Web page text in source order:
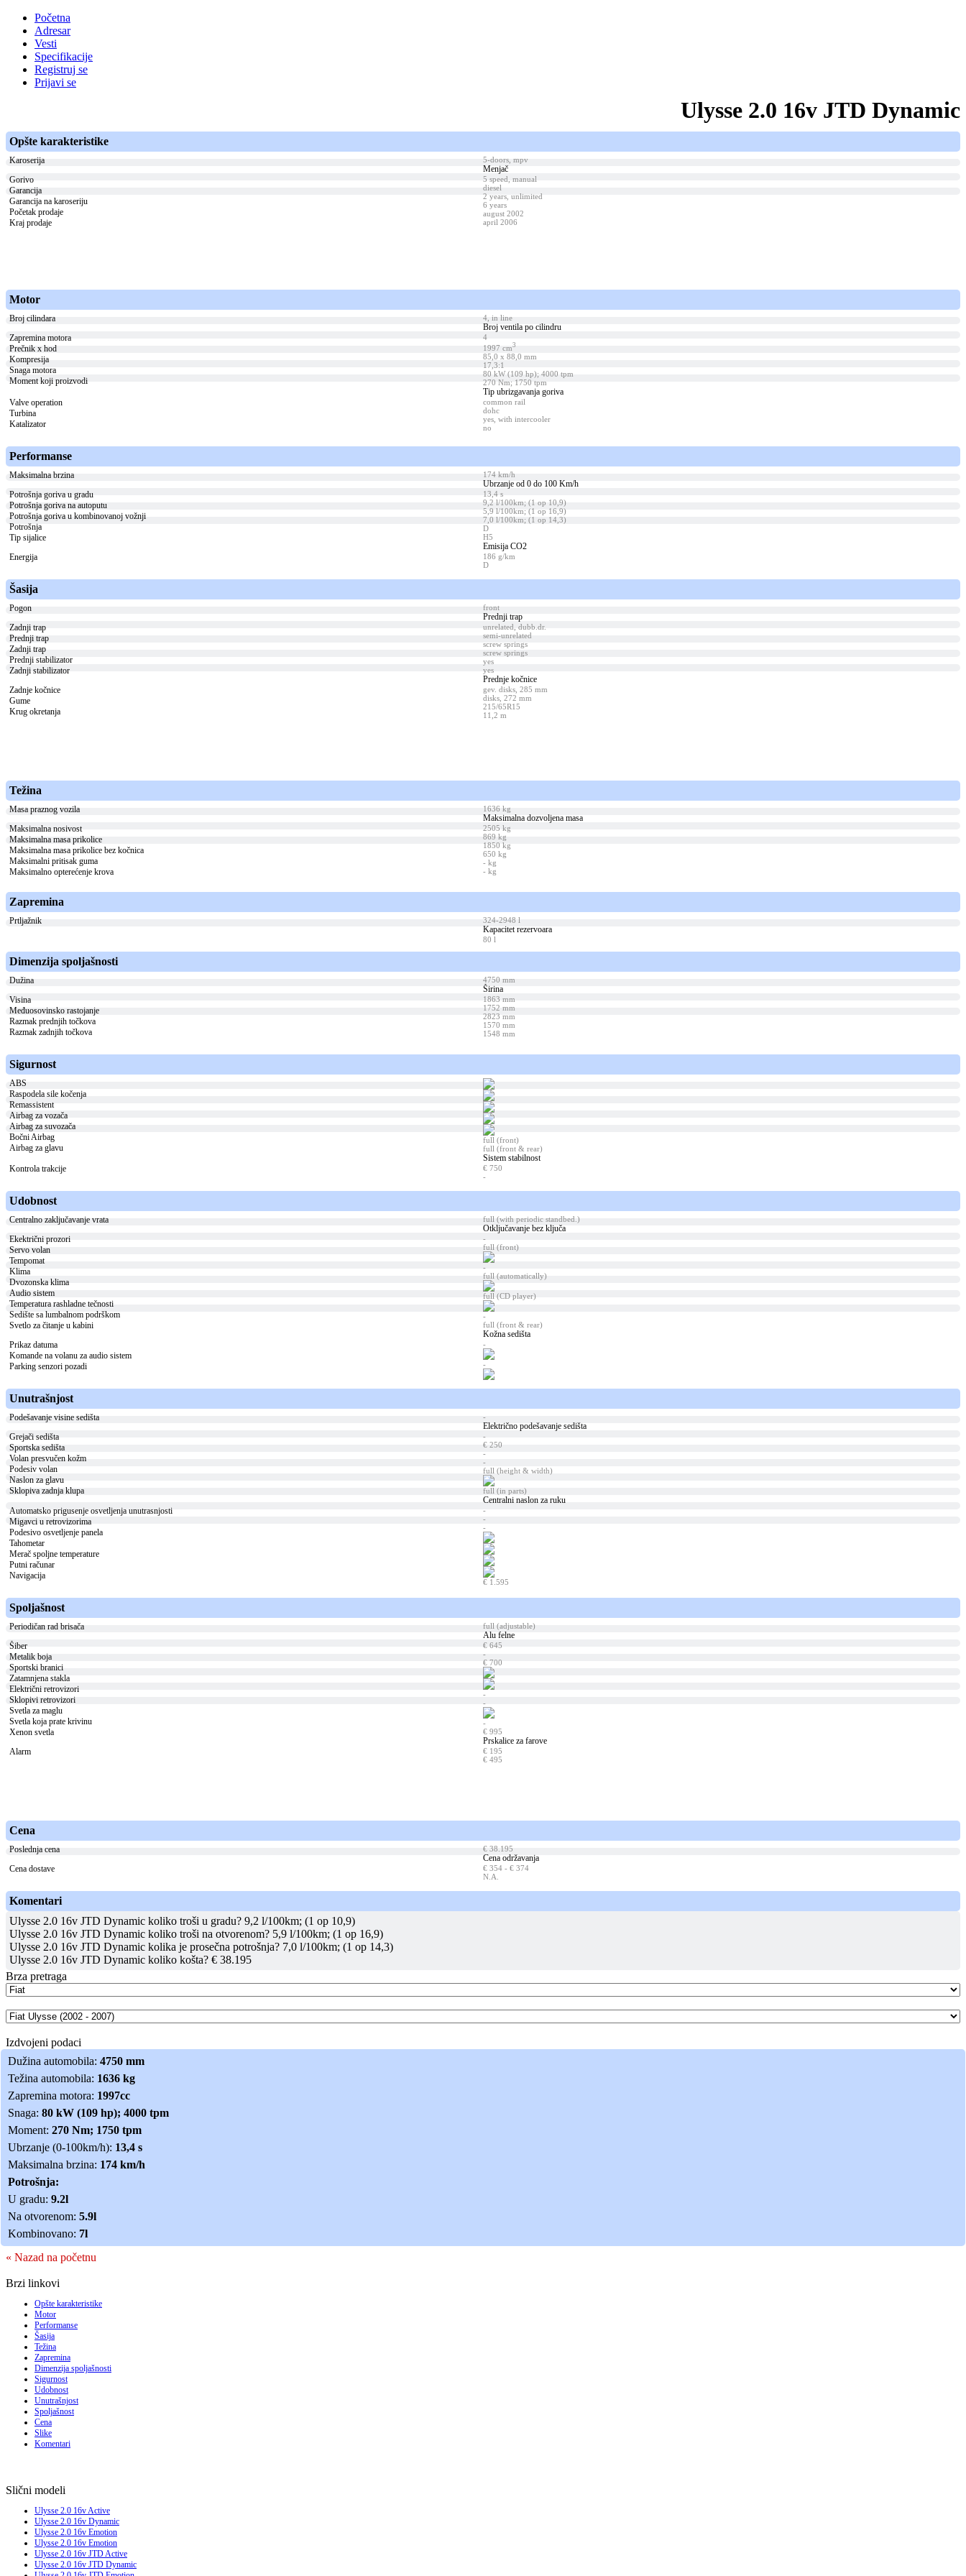
Početna
Adresar
Vesti
Specifikacije
Registruj se
Prijavi se
Ulysse 2.0 16v JTD Dynamic
Opšte karakteristike
Karoserija 5-doors, mpv
Menjač
5 speed, manual
Gorivo
diesel
Garancija
2 years, unlimited
Garancija na karoseriju 6 years
Početak prodaje august 2002
Kraj prodaje april 2006
Motor
Broj cilindara 4, in line
Broj ventila po cilindru
4
Zapremina motora
1997 cm3
Prečnik x hod
85,0 x 88,0 mm
Kompresija
17,3:1
Snaga motora 80 kW (109 hp); 4000 tpm
Moment koji proizvodi 270 Nm; 1750 tpm
Tip ubrizgavanja goriva
common rail
Valve operation
dohc
Turbina
yes, with intercooler
Katalizator no
Performanse
Maksimalna brzina 174 km/h
Ubrzanje od 0 do 100 Km/h
13,4 s
Potrošnja goriva u gradu
9,2 l/100km; (1 op 10,9)
Potrošnja goriva na autoputu
5,9 l/100km; (1 op 16,9)
Potrošnja goriva u kombinovanoj vožnji 7,0 l/100km; (1 op 14,3)
Potrošnja D
Tip sijalice H5
Emisija CO2
186 g/km
Energija
D
Šasija
Pogon front
Prednji trap
unrelated, dubb.dr.
Zadnji trap
semi-unrelated
Prednji trap
screw springs
Zadnji trap screw springs
Prednji stabilizator yes
Zadnji stabilizator yes
Prednje kočnice
gev. disks, 285 mm
Zadnje kočnice
disks, 272 mm
Gume
215/65R15
Krug okretanja 11,2 m
Težina
Masa praznog vozila 1636 kg
Maksimalna dozvoljena masa
2505 kg
Maksimalna nosivost
869 kg
Maksimalna masa prikolice
1850 kg
Maksimalna masa prikolice bez kočnica 650 kg
Maksimalni pritisak guma - kg
Maksimalno opterećenje krova - kg
Zapremina
Prtljažnik 324-2948 l
Kapacitet rezervoara
80 l
Dimenzija spoljašnosti
Dužina 4750 mm
Širina
1863 mm
Visina
1752 mm
Međuosovinsko rastojanje
2823 mm
Razmak prednjih točkova 1570 mm
Razmak zadnjih točkova 1548 mm
Sigurnost
ABS
Raspodela sile kočenja
Remassistent
Airbag za vozača
Airbag za suvozača
Bočni Airbag
full (front)
Airbag za glavu full (front & rear)
Sistem stabilnost
€ 750
Kontrola trakcije
-
Udobnost
Centralno zaključavanje vrata full (with periodic standbed.)
Otključavanje bez ključa
-
Ekektrični prozori
full (front)
Servo volan
Tempomat
-
Klima full (automatically)
Dvozonska klima
Audio sistem
full (CD player)
Temperatura rashladne tečnosti
Sedište sa lumbalnom podrškom
-
Svetlo za čitanje u kabini full (front & rear)
Kožna sedišta
-
Prikaz datuma
Komande na volanu za audio sistem
-
Parking senzori pozadi
Unutrašnjost
Podešavanje visine sedišta -
Električno podešavanje sedišta
-
Grejači sedišta
€ 250
Sportska sedišta
-
Volan presvučen kožm -
Podesiv volan full (height & width)
Naslon za glavu
Sklopiva zadnja klupa
full (in parts)
Centralni naslon za ruku
-
Automatsko prigusenje osvetljenja unutrasnjosti
-
Migavci u retrovizorima
-
Podesivo osvetljenje panela
Tahometar
Merač spoljne temperature
Putni računar
Navigacija
€ 1.595
Spoljašnost
Periodičan rad brisača full (adjustable)
Alu felne
€ 645
Šiber
-
Metalik boja
€ 700
Sportski branici
Zatamnjena stakla
Električni retrovizori
-
Sklopivi retrovizori -
Svetla za maglu
Svetla koja prate krivinu
-
Xenon svetla € 995
Prskalice za farove
€ 195
Alarm
€ 495
Cena
Poslednja cena € 38.195
Cena održavanja
€ 354 - € 374
Cena dostave
N.A.
Komentari
Ulysse 2.0 16v JTD Dynamic koliko troši u gradu? 9,2 l/100km; (1 op 10,9)
Ulysse 2.0 16v JTD Dynamic koliko troši na otvorenom? 5,9 l/100km; (1 op 16,9)
Ulysse 2.0 16v JTD Dynamic kolika je prosečna potrošnja? 7,0 l/100km; (1 op 14,3)
Ulysse 2.0 16v JTD Dynamic koliko košta? € 38.195
Brza pretraga
Izdvojeni podaci
Dužina automobila: 4750 mm
Težina automobila: 1636 kg
Zapremina motora: 1997cc
Snaga: 80 kW (109 hp); 4000 tpm
Moment: 270 Nm; 1750 tpm
Ubrzanje (0-100km/h): 13,4 s
Maksimalna brzina: 174 km/h
Potrošnja:
U gradu: 9.2l
Na otvorenom: 5.9l
Kombinovano: 7l
« Nazad na početnu
Brzi linkovi
Opšte karakteristike
Motor
Performanse
Šasija
Težina
Zapremina
Dimenzija spoljašnosti
Sigurnost
Udobnost
Unutrašnjost
Spoljašnost
Cena
Slike
Komentari
Slični modeli
Ulysse 2.0 16v Active
Ulysse 2.0 16v Dynamic
Ulysse 2.0 16v Emotion
Ulysse 2.0 16v Emotion
Ulysse 2.0 16v JTD Active
Ulysse 2.0 16v JTD Dynamic